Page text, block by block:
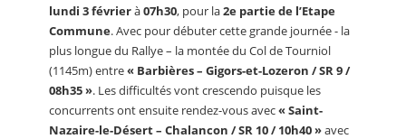
lundi 3 févrierà07h30, pour la2e partie de l’Etape
Commune. Avec pour débuter cette grande journée - la
plus longue du Rallye – la montée du Col de Tourniol
(1145m) entre« Barbières – Gigors-et-Lozeron / SR 9 /
08h35 ». Les difficultés vont crescendo puisque les
concurrents ont ensuite rendez-vous avec« Saint-
Nazaire-le-Désert – Chalancon / SR 10 / 10h40 »avec